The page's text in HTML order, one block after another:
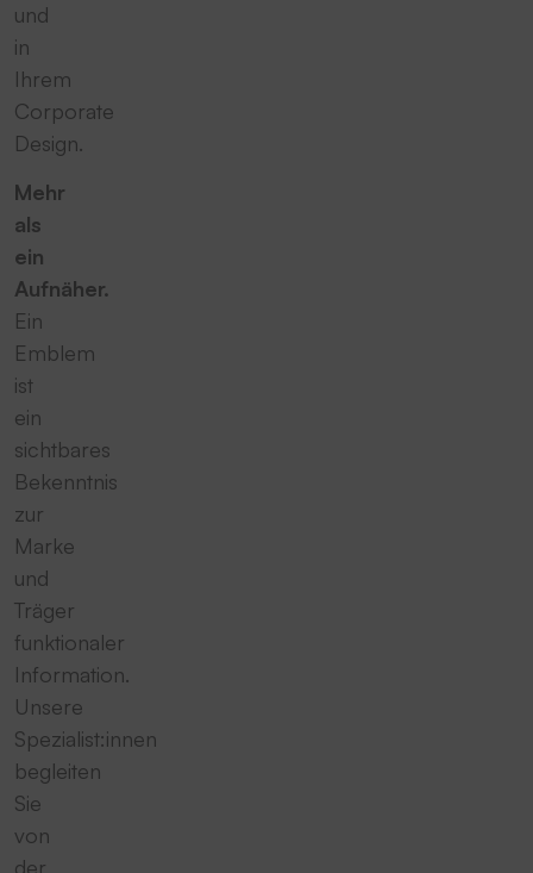
und
in
Ihrem
Corporate
Design.
Mehr
als
ein
Aufnäher.
Ein
Emblem
ist
ein
sichtbares
Bekenntnis
zur
Marke
und
Träger
funktionaler
Information.
Unsere
Spezialist:innen
begleiten
Sie
von
der